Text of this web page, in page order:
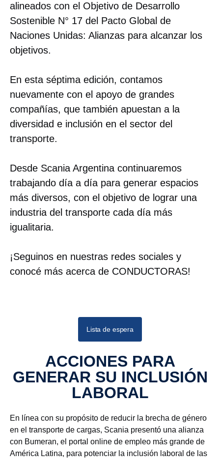
alineados con el Objetivo de Desarrollo
Sostenible N° 17 del Pacto Global de
Naciones Unidas: Alianzas para alcanzar los
objetivos.
En esta séptima edición, contamos
nuevamente con el apoyo de grandes
compañías, que también apuestan a la
diversidad e inclusión en el sector del
transporte.
Desde Scania Argentina continuaremos
trabajando día a día para generar espacios
más diversos, con el objetivo de lograr una
industria del transporte cada día más
igualitaria.
¡Seguinos en nuestras redes sociales y
conocé más acerca de CONDUCTORAS!
Lista de espera
ACCIONES PARA
GENERAR SU INCLUSIÓN
LABORAL
En línea con su propósito de reducir la brecha de género
en el transporte de cargas, Scania presentó una alianza
con Bumeran, el portal online de empleo más grande de
América Latina, para potenciar la inclusión laboral de las